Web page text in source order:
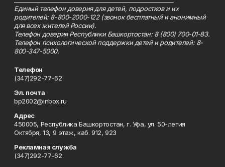
Единый телефон доверия для детей, подростков и их
родителей: 8-800-2000-122 (звонок бесплатный и анонимный
для всех жителей России).
Телефон доверия Республики Башкортостан: 8 (800) 700-01-83.
Телефон психологической поддержки детей и родителей: 8-
800-347-5000.
Телефон
(347)292-77-62
Эл. почта
bp2002@inbox.ru
Адрес
450005, Республика Башкортостан, г. Уфа, ул. 50-летия
Октября, 13, 9 этаж, каб. 912, 923
Рекламная служба
(347)292-77-62